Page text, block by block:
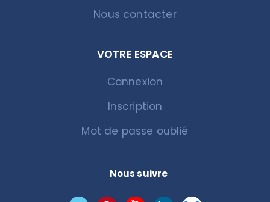
Nous contacter
VOTRE ESPACE
Connexion
Inscription
Mot de passe oublié
Nous suivre